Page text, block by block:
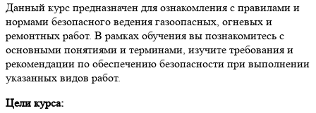
Данный курс предназначен для ознакомления с правилами и
нормами безопасного ведения газоопасных, огневых и
ремонтных работ. В рамках обучения вы познакомитесь с
основными понятиями и терминами, изучите требования и
рекомендации по обеспечению безопасности при выполнении
указанных видов работ.
Цели курса: